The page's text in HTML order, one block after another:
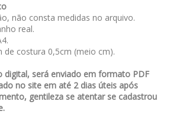
não consta medidas no arquivo.
real.
de costura 0,5cm (meio cm).
digital, será enviado em formato PDF
no site em até 2 dias úteis após
gentileza se atentar se cadastrou